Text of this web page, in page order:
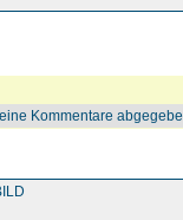
Kommentare